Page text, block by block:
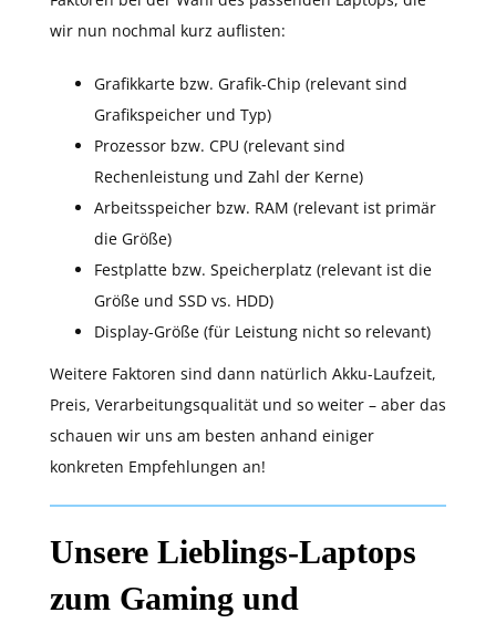
wir nun nochmal kurz auflisten:
Grafikkarte bzw. Grafik-Chip (relevant sind
Grafikspeicher und Typ)
Prozessor bzw. CPU (relevant sind
Rechenleistung und Zahl der Kerne)
Arbeitsspeicher bzw. RAM (relevant ist primär
die Größe)
Festplatte bzw. Speicherplatz (relevant ist die
Größe und SSD vs. HDD)
Display-Größe (für Leistung nicht so relevant)
Weitere Faktoren sind dann natürlich Akku-Laufzeit,
Preis, Verarbeitungsqualität und so weiter – aber das
schauen wir uns am besten anhand einiger
konkreten Empfehlungen an!
Unsere Lieblings-Laptops
zum Gaming und